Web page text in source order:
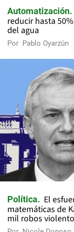
Automatización
reducir hasta
del agua
Por Pablo Oyarzún
Política
El
matemáticas de
mil robos